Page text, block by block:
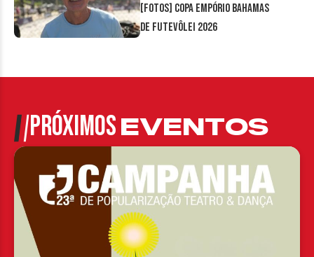
[FOTOS] Copa Empório Bahamas
de Futevôlei 2026
PRÓXIMOSEVENTOS